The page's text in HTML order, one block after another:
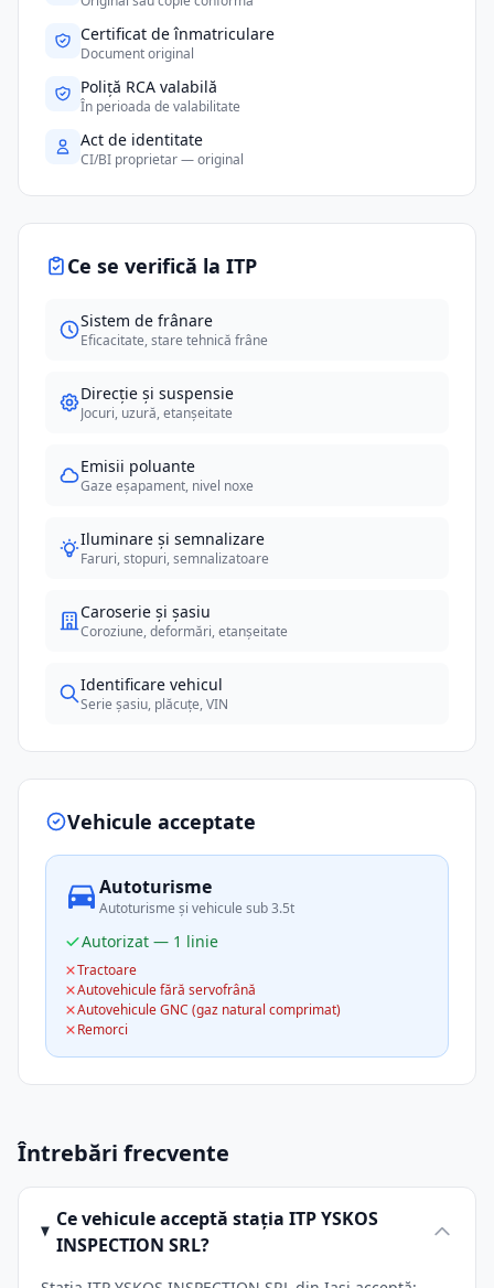
Certificat de înmatriculare
Document original
Poliță RCA valabilă
În perioada de valabilitate
Act de identitate
CI/BI proprietar — original
Ce se verifică la ITP
Sistem de frânare
Eficacitate, stare tehnică frâne
Direcție și suspensie
Jocuri, uzură, etanșeitate
Emisii poluante
Gaze eșapament, nivel noxe
Iluminare și semnalizare
Faruri, stopuri, semnalizatoare
Caroserie și șasiu
Coroziune, deformări, etanșeitate
Identificare vehicul
Serie șasiu, plăcuțe, VIN
Vehicule acceptate
Autoturisme
Autoturisme și vehicule sub 3.5t
Autorizat — 1 linie
Tractoare
Autovehicule fără servofrână
Autovehicule GNC (gaz natural comprimat)
Remorci
Întrebări frecvente
Ce vehicule acceptă stația ITP YSKOS
INSPECTION SRL?